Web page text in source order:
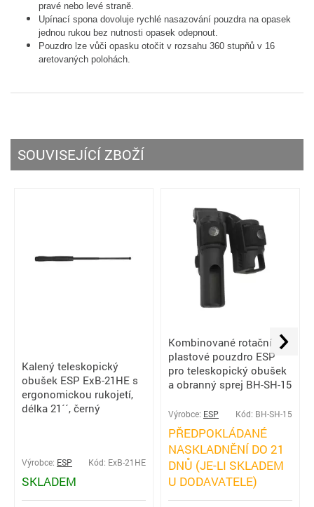
pravé nebo levé straně.
Upínací spona dovoluje rychlé nasazování pouzdra na opasek
jednou rukou bez nutnosti opasek odepnout.
Pouzdro lze vůči opasku otočit v rozsahu 360 stupňů v 16
aretovaných polohách.
SOUVISEJÍCÍ ZBOŽÍ
Kalený teleskopický
obušek ESP ExB-21HE s
ergonomickou rukojetí,
délka 21´´, černý
Výrobce: ESP Kód: ExB-21HE
SKLADEM
Kombinované rotační
plastové pouzdro ESP
pro teleskopický obušek
a obranný sprej BH-SH-15
Výrobce: ESP Kód: BH-SH-15
PŘEDPOKLÁDANÉ
NASKLADNĚNÍ DO 21
DNŮ (JE-LI SKLADEM
U DODAVATELE)